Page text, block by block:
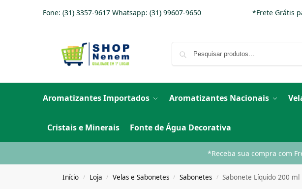
Fone: (31) 3357-9617 Whatsapp: (31) 99607-9650 *Frete Grátis
Aromatizantes Importados Aromatizantes Nacionais
Cristais e Minerais Fonte de Água Decorativa
*Receba sua compra com
Início / Loja / Velas e Sabonetes / Sabonetes / Sabonete Líquido 200